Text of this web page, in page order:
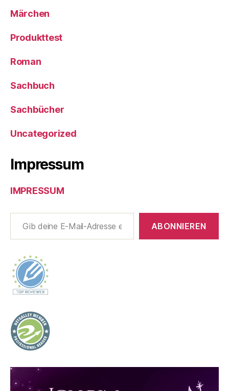
Märchen
Produkttest
Roman
Sachbuch
Sachbücher
Uncategorized
Impressum
IMPRESSUM
Gib deine E-Mail-Adresse ein ...
ABONNIEREN